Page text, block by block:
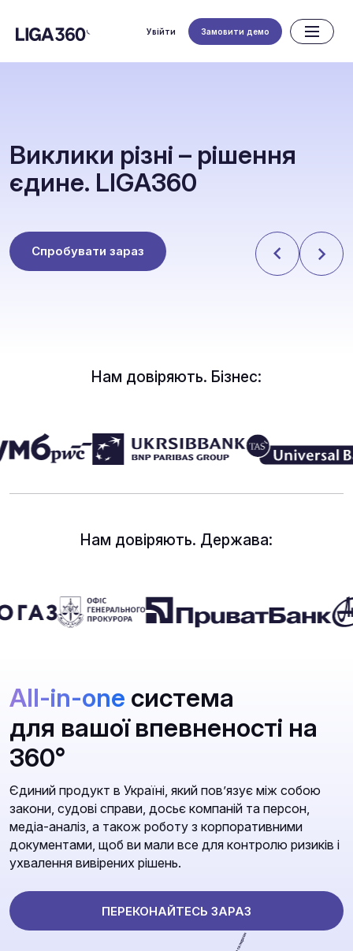
Увійти Замовити демо
Виклики різні – рішення
єдине. LIGA360
Спробувати зараз
Нам довіряють. Бізнес:
Нам довіряють. Держава:
All-in-one система
для вашої впевненості на
360°
Єдиний продукт в Україні, який повʼязує між собою
закони, судові справи, досьє компаній та персон,
медіа-аналіз, а також роботу з корпоративними
документами, щоб ви мали все для контролю ризиків і
ухвалення вивірених рішень.
ПЕРЕКОНАЙТЕСЬ ЗАРАЗ